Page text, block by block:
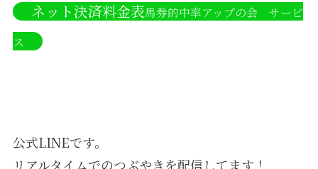
ネット決済料金表馬券的中率アップの会 サービ
ス
公式LINEです。
リアルタイムでのつぶやきを配信してます！